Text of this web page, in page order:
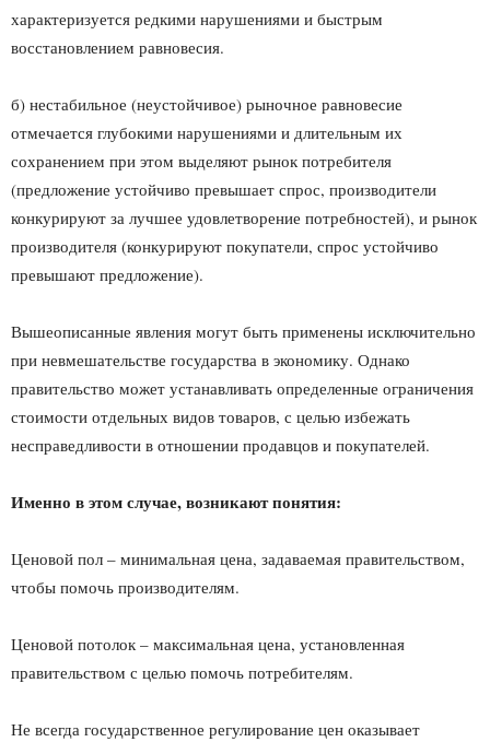
характеризуется редкими нарушениями и быстрым
восстановлением равновесия.
б) нестабильное (неустойчивое) рыночное равновесие
отмечается глубокими нарушениями и длительным их
сохранением при этом выделяют рынок потребителя
(предложение устойчиво превышает спрос, производители
конкурируют за лучшее удовлетворение потребностей), и рынок
производителя (конкурируют покупатели, спрос устойчиво
превышают предложение).
Вышеописанные явления могут быть применены исключительно
при невмешательстве государства в экономику. Однако
правительство может устанавливать определенные ограничения
стоимости отдельных видов товаров, с целью избежать
несправедливости в отношении продавцов и покупателей.
Именно в этом случае, возникают понятия:
Ценовой пол – минимальная цена, задаваемая правительством,
чтобы помочь производителям.
Ценовой потолок – максимальная цена, установленная
правительством с целью помочь потребителям.
Не всегда государственное регулирование цен оказывает